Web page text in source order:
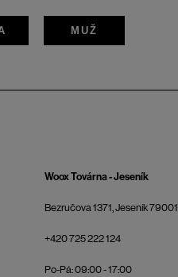
MUŽ
Woox Továrna - Jeseník
Bezručova 1371, Jeseník 79001
+420 725 222 124
Po-Pá: 09:00 - 17:00